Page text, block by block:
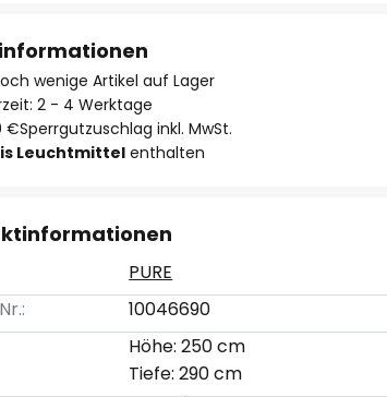
wenige Artikel auf Lager
2 - 4 Werktage
€Sperrgutzuschlag inkl. MwSt.
Leuchtmittelenthalten
PURE
10046690
Höhe: 250 cm
Tiefe: 290 cm